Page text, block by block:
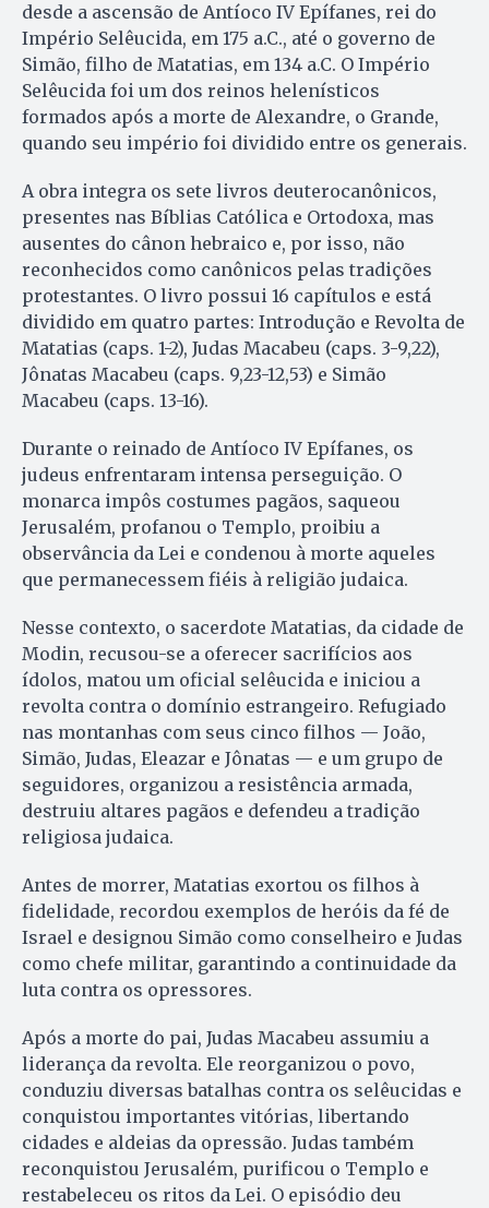
desde a ascensão de Antíoco IV Epífanes, rei do
Império Selêucida, em 175 a.C., até o governo de
Simão, filho de Matatias, em 134 a.C. O Império
Selêucida foi um dos reinos helenísticos
formados após a morte de Alexandre, o Grande,
quando seu império foi dividido entre os generais.
A obra integra os sete livros deuterocanônicos,
presentes nas Bíblias Católica e Ortodoxa, mas
ausentes do cânon hebraico e, por isso, não
reconhecidos como canônicos pelas tradições
protestantes. O livro possui 16 capítulos e está
dividido em quatro partes: Introdução e Revolta de
Matatias (caps. 1-2), Judas Macabeu (caps. 3-9,22),
Jônatas Macabeu (caps. 9,23-12,53) e Simão
Macabeu (caps. 13-16).
Durante o reinado de Antíoco IV Epífanes, os
judeus enfrentaram intensa perseguição. O
monarca impôs costumes pagãos, saqueou
Jerusalém, profanou o Templo, proibiu a
observância da Lei e condenou à morte aqueles
que permanecessem fiéis à religião judaica.
Nesse contexto, o sacerdote Matatias, da cidade de
Modin, recusou-se a oferecer sacrifícios aos
ídolos, matou um oficial selêucida e iniciou a
revolta contra o domínio estrangeiro. Refugiado
nas montanhas com seus cinco filhos — João,
Simão, Judas, Eleazar e Jônatas — e um grupo de
seguidores, organizou a resistência armada,
destruiu altares pagãos e defendeu a tradição
religiosa judaica.
Antes de morrer, Matatias exortou os filhos à
fidelidade, recordou exemplos de heróis da fé de
Israel e designou Simão como conselheiro e Judas
como chefe militar, garantindo a continuidade da
luta contra os opressores.
Após a morte do pai, Judas Macabeu assumiu a
liderança da revolta. Ele reorganizou o povo,
conduziu diversas batalhas contra os selêucidas e
conquistou importantes vitórias, libertando
cidades e aldeias da opressão. Judas também
reconquistou Jerusalém, purificou o Templo e
restabeleceu os ritos da Lei. O episódio deu